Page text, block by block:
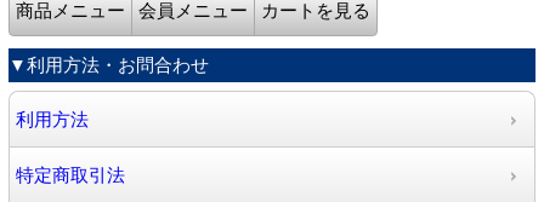
商品メニュー 会員メニュー カートを見る
▼利用方法・お問合わせ
利用方法
特定商取引法